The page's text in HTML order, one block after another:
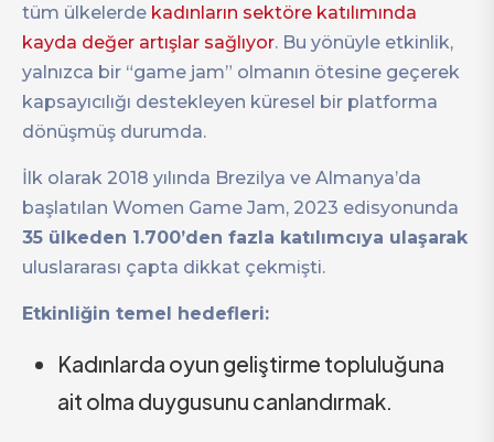
tüm ülkelerde kadınların sektöre katılımında
kayda değer artışlar sağlıyor. Bu yönüyle etkinlik,
yalnızca bir “game jam” olmanın ötesine geçerek
kapsayıcılığı destekleyen küresel bir platforma
dönüşmüş durumda.
İlk olarak 2018 yılında Brezilya ve Almanya’da
başlatılan Women Game Jam, 2023 edisyonunda
35 ülkeden 1.700’den fazla katılımcıya ulaşarak
uluslararası çapta dikkat çekmişti.
Etkinliğin temel hedefleri:
Kadınlarda oyun geliştirme topluluğuna
ait olma duygusunu canlandırmak.